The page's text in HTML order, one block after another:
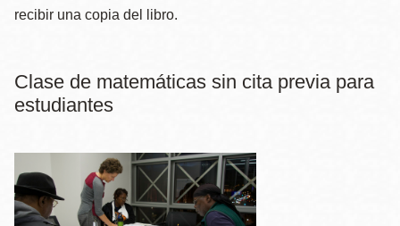
recibir una copia del libro.
Clase de matemáticas sin cita previa para
estudiantes